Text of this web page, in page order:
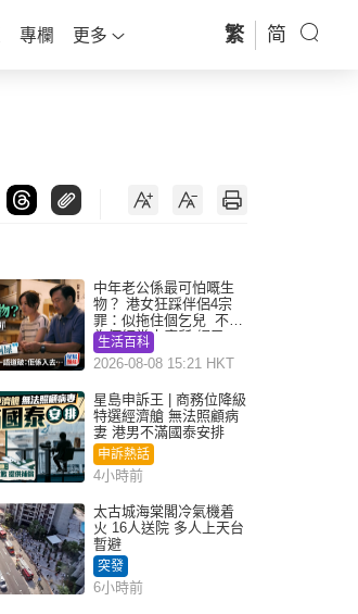
專欄 更多 繁 简
中年老公係最可怕嘅生
物？ 港女狂踩伴侶4宗
罪：似拖住個乞兒 不解
為何經常去廁所 網民一
語道破
生活百科
2026-08-08 15:21 HKT
星島申訴王 | 商務位降級
特選經濟艙 無法照顧病
妻 港男不滿國泰安排
申訴熱話
4小時前
太古城海棠閣冷氣機着
火 16人送院 多人上天台
暫避
突發
6小時前